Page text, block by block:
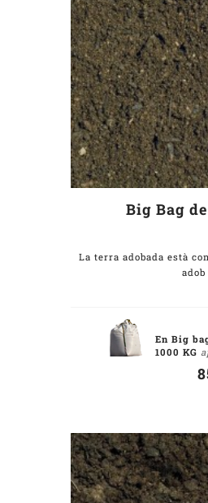
Big Bag
La terra adobada està
En Big
1000 KG